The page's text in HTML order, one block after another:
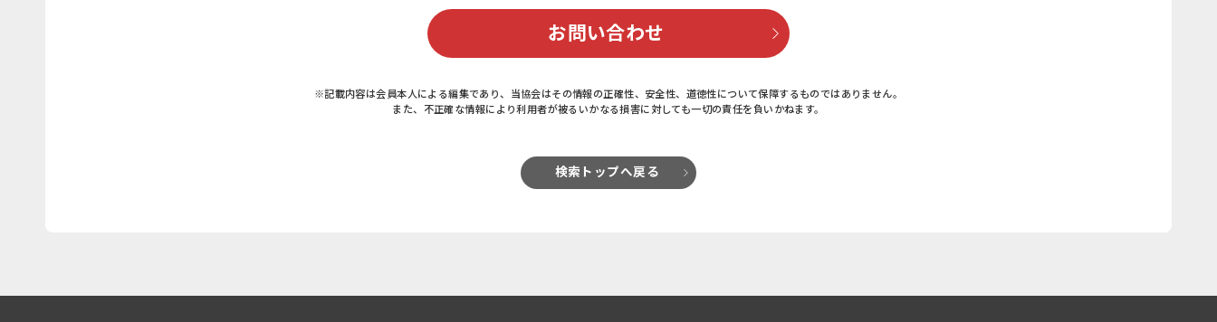
お問い合わせ
※記載内容は会員本人による編集であり、当協会はその情報の正確性、安全性、道徳性について保障するものではありません。
また、不正確な情報により利用者が被るいかなる損害に対しても一切の責任を負いかねます。
検索トップへ戻る